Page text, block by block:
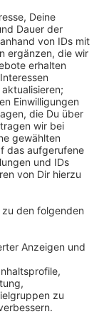
Nachrichten,
- wir